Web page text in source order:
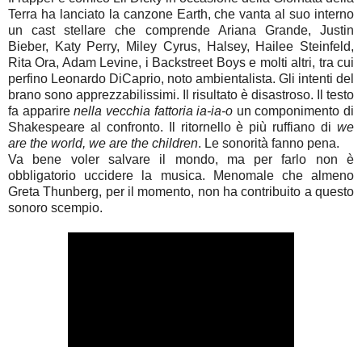
Terra ha lanciato la canzone Earth, che vanta al suo interno
un cast stellare che comprende Ariana Grande, Justin
Bieber, Katy Perry, Miley Cyrus, Halsey, Hailee Steinfeld,
Rita Ora, Adam Levine, i Backstreet Boys e molti altri, tra cui
perfino Leonardo DiCaprio, noto ambientalista. Gli intenti del
brano sono apprezzabilissimi. Il risultato è disastroso. Il testo
fa apparirenella vecchia fattoria ia-ia-o un componimento di
Shakespeare al confronto. Il ritornello è più ruffiano di we
are the world, we are the children. Le sonorità fanno pena.
Va bene voler salvare il mondo, ma per farlo non è
obbligatorio uccidere la musica. Menomale che almeno
Greta Thunberg, per il momento, non ha contribuito a questo
sonoro scempio.